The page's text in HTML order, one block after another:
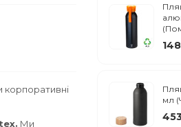
корпоративні
Ми
мл